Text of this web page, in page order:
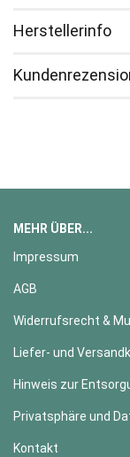
Herstellerinfo
MEHR ÜBER...
Impressum
AGB
Widerrufsrecht &
Liefer- und
Hinweis zur
Privatsphäre und
Kontakt